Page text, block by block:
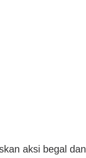
aksi begal dan